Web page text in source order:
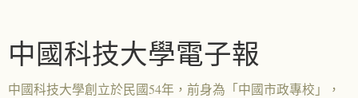
中國科技大學電子報
中國科技大學創立於民國54年，前身為「中國市政專校」，